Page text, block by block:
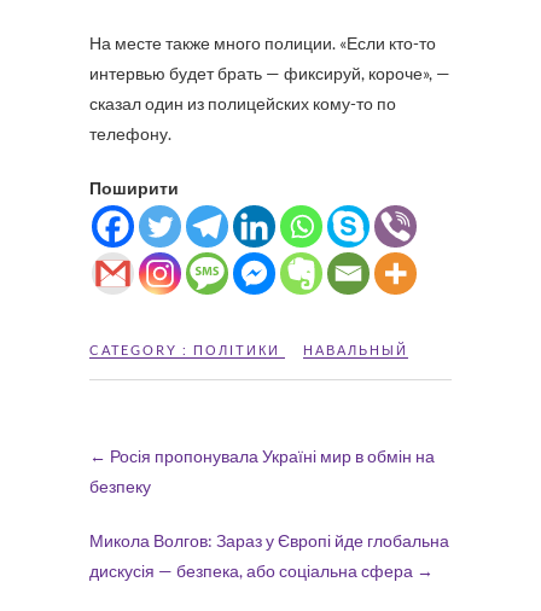
На месте также много полиции. «Если кто-то
интервью будет брать — фиксируй, короче», —
сказал один из полицейских кому-то по
телефону.
Поширити
CATEGORY : ПОЛІТИКИ НАВАЛЬНЫЙ
← Росія пропонувала Україні мир в обмін на
безпеку
Микола Волгов: Зараз у Європі йде глобальна
дискусія — безпека, або соціальна сфера →